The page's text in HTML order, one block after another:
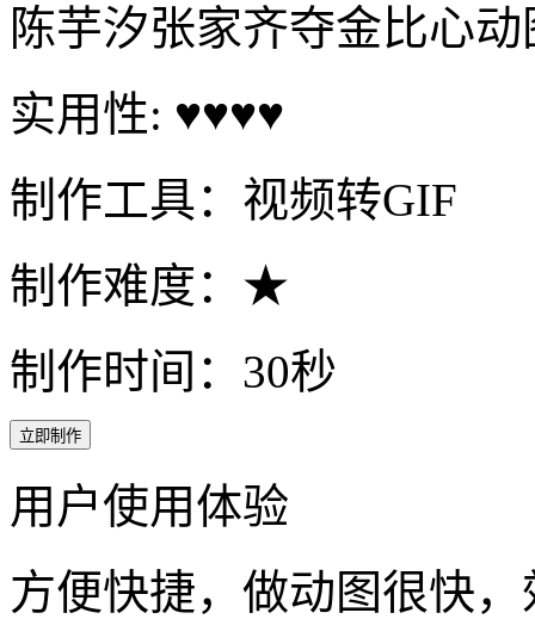
陈芋汐张家齐夺金比心
实用性: ♥♥♥♥
制作工具：视频转GIF
制作难度：★
制作时间：30秒
立即制作
用户使用体验
方便快捷，做动图很快